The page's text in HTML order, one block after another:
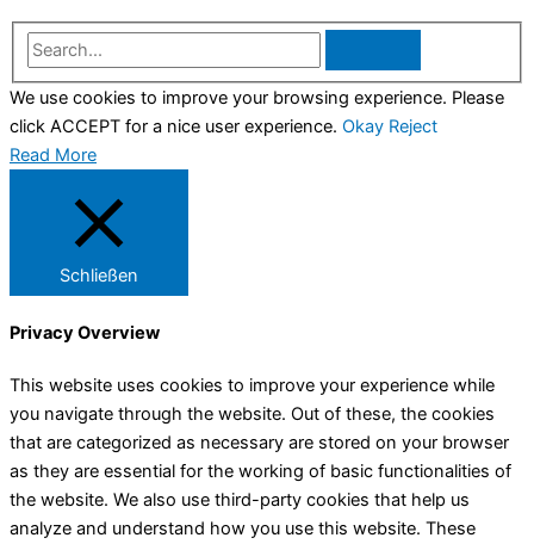
Search...
We use cookies to improve your browsing experience. Please
click ACCEPT for a nice user experience. Okay Reject
Read More
Schließen
Privacy Overview
This website uses cookies to improve your experience while
you navigate through the website. Out of these, the cookies
that are categorized as necessary are stored on your browser
as they are essential for the working of basic functionalities of
the website. We also use third-party cookies that help us
analyze and understand how you use this website. These